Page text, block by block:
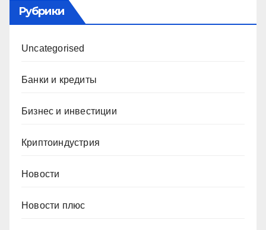
Рубрики
Uncategorised
Банки и кредиты
Бизнес и инвестиции
Криптоиндустрия
Новости
Новости плюс